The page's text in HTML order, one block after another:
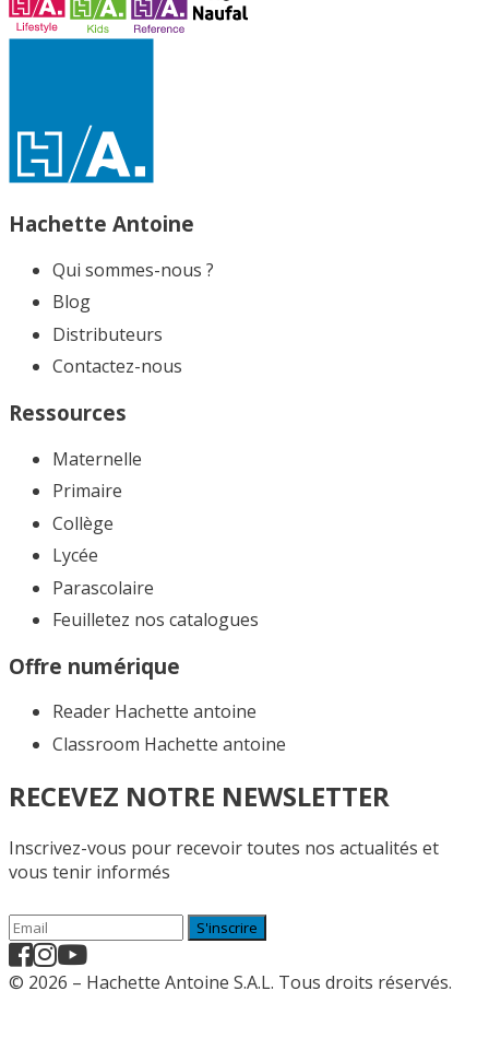
Hachette Antoine
Qui sommes-nous ?
Blog
Distributeurs
Contactez-nous
Ressources
Maternelle
Primaire
Collège
Lycée
Parascolaire
Feuilletez nos catalogues​
Offre numérique
Reader Hachette antoine
Classroom Hachette antoine
RECEVEZ NOTRE NEWSLETTER
Inscrivez-vous pour recevoir toutes nos actualités et
vous tenir informés
S'inscrire
© 2026 – Hachette Antoine S.A.L. Tous droits réservés.